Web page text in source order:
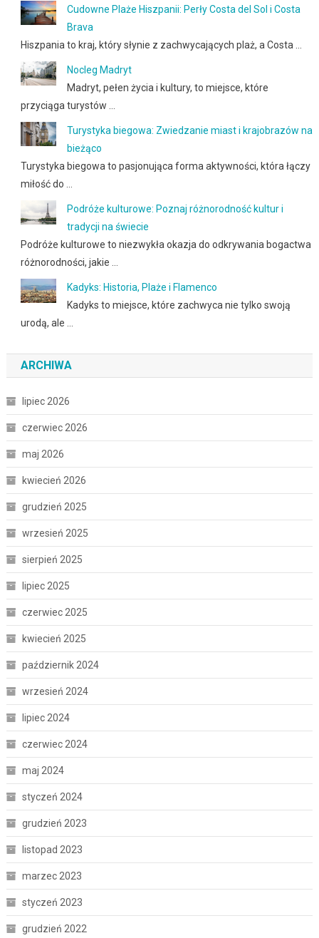
Cudowne Plaże Hiszpanii: Perły Costa del Sol i Costa
Brava
Hiszpania to kraj, który słynie z zachwycających plaż, a Costa …
Nocleg Madryt
Madryt, pełen życia i kultury, to miejsce, które
przyciąga turystów …
Turystyka biegowa: Zwiedzanie miast i krajobrazów na
bieżąco
Turystyka biegowa to pasjonująca forma aktywności, która łączy
miłość do …
Podróże kulturowe: Poznaj różnorodność kultur i
tradycji na świecie
Podróże kulturowe to niezwykła okazja do odkrywania bogactwa
różnorodności, jakie …
Kadyks: Historia, Plaże i Flamenco
Kadyks to miejsce, które zachwyca nie tylko swoją
urodą, ale …
ARCHIWA
lipiec 2026
czerwiec 2026
maj 2026
kwiecień 2026
grudzień 2025
wrzesień 2025
sierpień 2025
lipiec 2025
czerwiec 2025
kwiecień 2025
październik 2024
wrzesień 2024
lipiec 2024
czerwiec 2024
maj 2024
styczeń 2024
grudzień 2023
listopad 2023
marzec 2023
styczeń 2023
grudzień 2022